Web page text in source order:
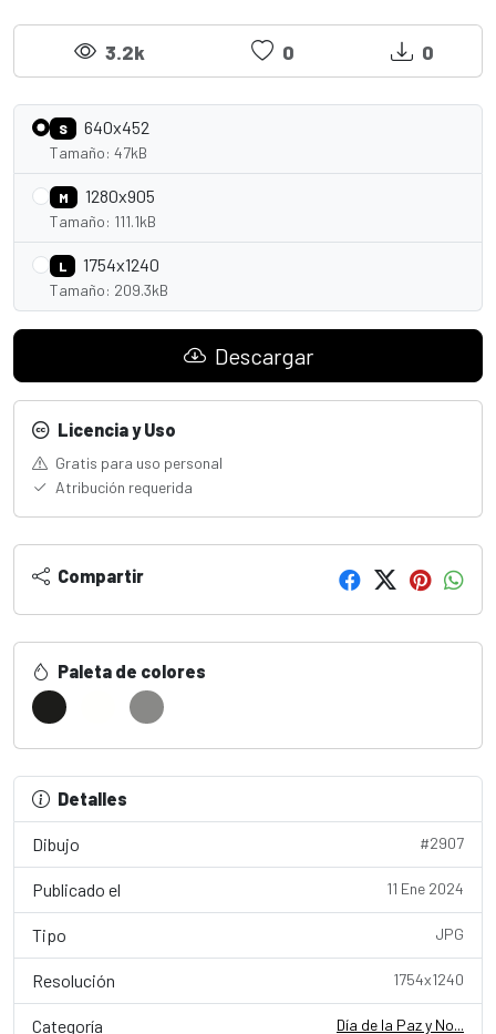
3.2k 0 0
S 640x452
Tamaño: 47kB
M 1280x905
Tamaño: 111.1kB
L 1754x1240
Tamaño: 209.3kB
Descargar
Licencia y Uso
Gratis para uso personal
Atribución requerida
Compartir
Paleta de colores
Detalles
Dibujo #2907
Publicado el 11 Ene 2024
Tipo JPG
Resolución 1754x1240
Categoría Día de la Paz y No...